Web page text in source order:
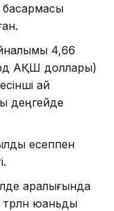
4,66
АҚШ доллары)
ай
деңгейде
есеппен
аралығында
трлн юаньды